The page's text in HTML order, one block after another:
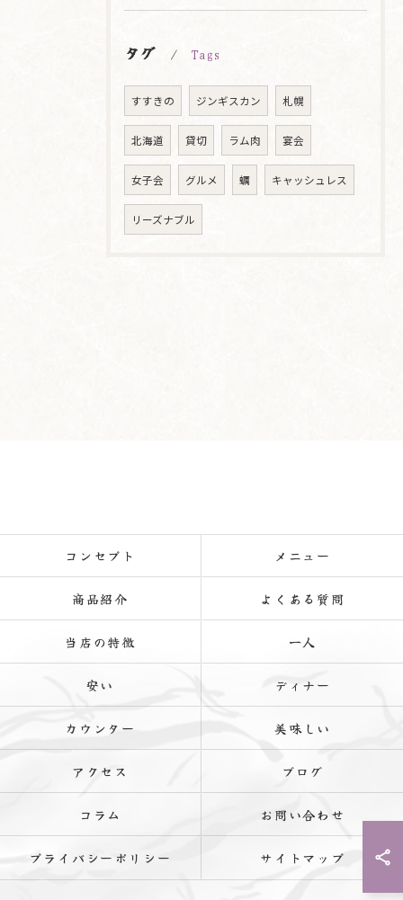
タグ Tags
すすきの ジンギスカン 札幌
北海道 貸切 ラム肉 宴会
女子会 グルメ 蠣 キャッシュレス
リーズナブル
コンセプト メニュー
商品紹介 よくある質問
当店の特徴 一人
安い ディナー
カウンター 美味しい
アクセス ブログ
コラム お問い合わせ
プライバシーポリシー サイトマップ